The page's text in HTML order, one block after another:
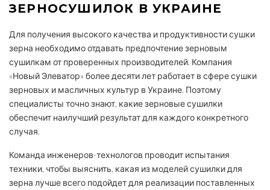
ЗЕРНОСУШИЛОК В УКРАИНЕ
Для получения высокого качества и продуктивности сушки
зерна необходимо отдавать предпочтение зерновым
сушилкам от проверенных производителей. Компания
«Новый Элеватор» более десяти лет работает в сфере сушки
зерновых и масличных культур в Украине. Поэтому
специалисты точно знают, какие зерновые сушилки
обеспечит наилучший результат для каждого конкретного
случая.
Команда инженеров-технологов проводит испытания
техники, чтобы выяснить, какая из моделей сушилки для
зерна лучше всего подойдет для реализации поставленных